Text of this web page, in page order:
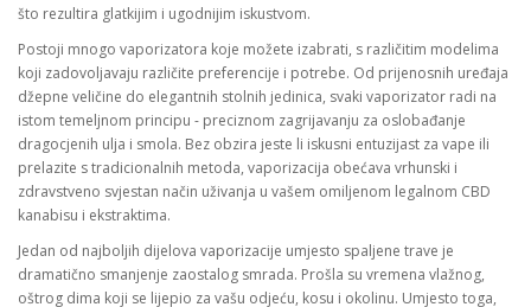
što rezultira glatkijim i ugodnijim iskustvom.
Postoji mnogo vaporizatora koje možete izabrati, s različitim modelima
koji zadovoljavaju različite preferencije i potrebe. Od prijenosnih uređaja
džepne veličine do elegantnih stolnih jedinica, svaki vaporizator radi na
istom temeljnom principu - preciznom zagrijavanju za oslobađanje
dragocjenih ulja i smola. Bez obzira jeste li iskusni entuzijast za vape ili
prelazite s tradicionalnih metoda, vaporizacija obećava vrhunski i
zdravstveno svjestan način uživanja u vašem omiljenom legalnom CBD
kanabisu i ekstraktima.
Jedan od najboljih dijelova vaporizacije umjesto spaljene trave je
dramatično smanjenje zaostalog smrada. Prošla su vremena vlažnog,
oštrog dima koji se lijepio za vašu odjeću, kosu i okolinu. Umjesto toga,